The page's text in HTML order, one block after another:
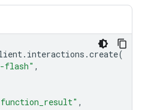
. interactions .create(
flash" ,
,